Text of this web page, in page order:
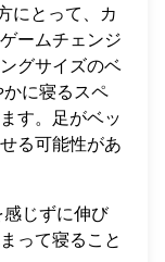
にとって、カ
ームチェンジ
グサイズのベ
に寝るスペ
す。足がベッ
る可能性があ
じずに伸び
って寝ること